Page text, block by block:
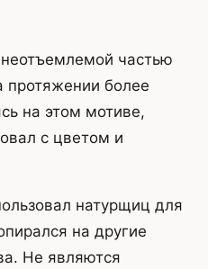
частью
протяжении более
на этом мотиве,
с цветом и
натурщиц для
на другие
Не являются